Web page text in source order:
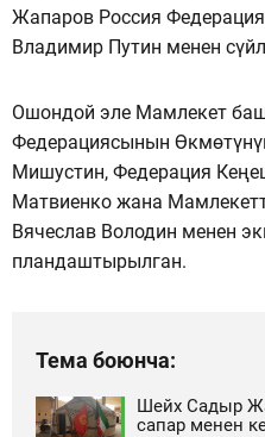
Жапаров Россия
Владимир Путин менен
Ошондой эле Мамлекет
Федерациясынын
Мишустин, Федерация
Матвиенко жана
Вячеслав Володин менен
пландаштырылган.
Тема боюнча:
Шейх Садыр
сапар менен